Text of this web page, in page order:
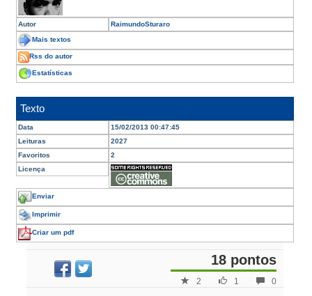
Autor RaimundoSturaro
Mais textos
Rss do autor
Estatísticas
Texto
Data
15/02/2013 00:47:45
Leituras
2027
Favoritos
2
Licença
Enviar
Imprimir
Criar um pdf
18 pontos
0
1
2